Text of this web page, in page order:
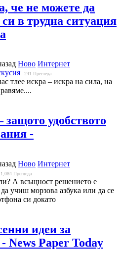
че не можете да
в трудна ситуация
Ново Интернет
241 Прегледа
тлее искра – искра на сила, на
защото удобството
-
Ново Интернет
1,084 Прегледа
А всъщност решението е
учиш морзова азбука или да се
си докато
идеи за
News Paper Today